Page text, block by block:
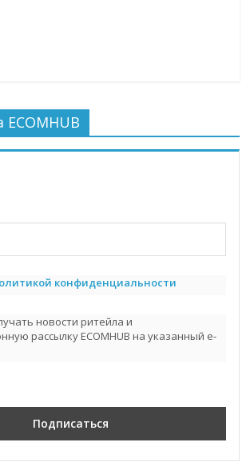
конфиденциальности
новости ритейла и
рассылку ECOMHUB на указанный e-